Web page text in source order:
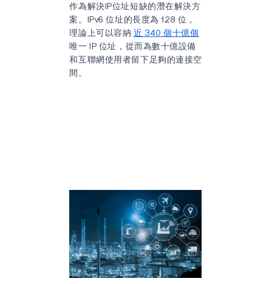
作為解決IP位址短缺的潛在解決方
案。IPv6 位址的長度為 128 位，
理論上可以容納 近 340 個十億個
唯一 IP 位址，從而為數十億設備
和互聯網使用者留下足夠的連接空
間。